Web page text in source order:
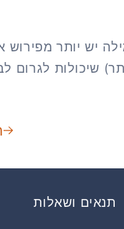
יש יותר
שיכולות לגרום
תנאים ושאלות